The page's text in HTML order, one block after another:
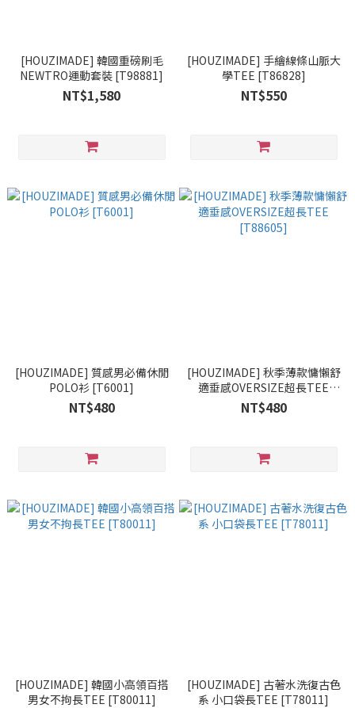
[HOUZIMADE] 韓國重磅刷毛
NEWTRO運動套裝 [T98881]
NT$1,580
[HOUZIMADE] 手繪線條山脈大
學TEE [T86828]
NT$550
[HOUZIMADE] 質感男必備休閒
POLO衫 [T6001]
NT$480
[HOUZIMADE] 秋季薄款慵懶舒
適垂感OVERSIZE超長TEE
[T88605]
NT$480
[HOUZIMADE] 韓國小高領百搭
男女不拘長TEE [T80011]
[HOUZIMADE] 古著水洗復古色
系 小口袋長TEE [T78011]